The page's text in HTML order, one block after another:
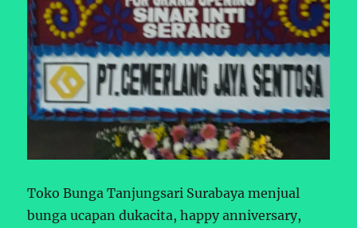
Toko Bunga Tanjungsari Surabaya menjual
bunga ucapan dukacita, happy anniversary,